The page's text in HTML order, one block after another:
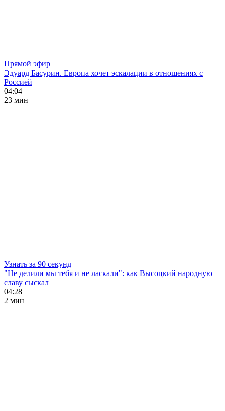
Прямой эфир
Эдуард Басурин. Европа хочет эскалации в отношениях с
Россией
04:04
23 мин
Узнать за 90 секунд
"Не делили мы тебя и не ласкали": как Высоцкий народную
славу сыскал
04:28
2 мин